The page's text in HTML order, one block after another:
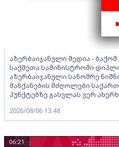
აზერბაიჯანული მედია -
საქმეთა სამინისტროში
აზერბაიჯანული სანომრე
მანქანების მძღოლები
პუნქტებზე გასვლას ვერ
2026/08/06 13:48
06:21